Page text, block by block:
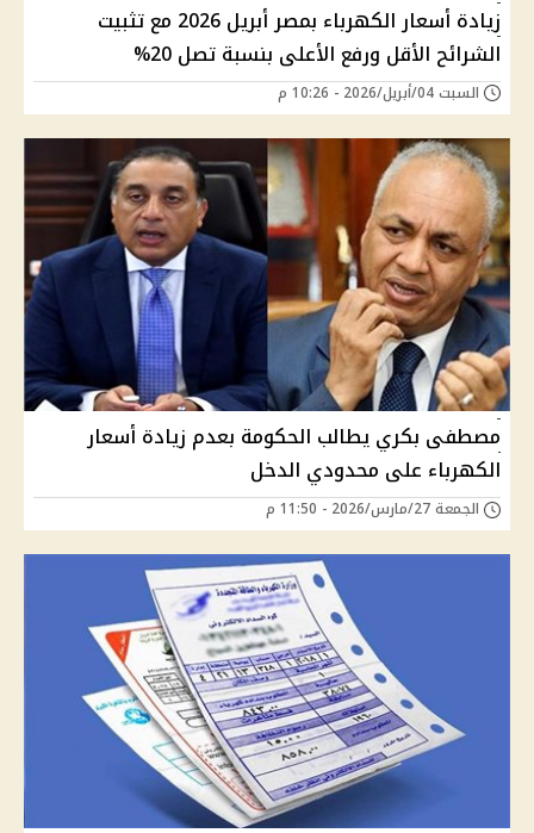
زيادة أسعار الكهرباء بمصر أبريل 2026 مع تثبيت
الشرائح الأقل ورفع الأعلى بنسبة تصل 20%
السبت 04/أبريل/2026 - 10:26 م
مصطفى بكري يطالب الحكومة بعدم زيادة أسعار
الكهرباء على محدودي الدخل
الجمعة 27/مارس/2026 - 11:50 م